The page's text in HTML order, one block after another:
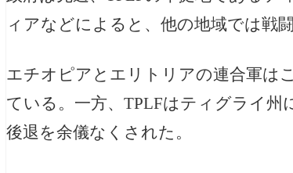
ィアなどによると、他の地域では戦
エチオピアとエリトリアの連合軍は
ている。一方、TPLFはティグライ州
後退を余儀なくされた。